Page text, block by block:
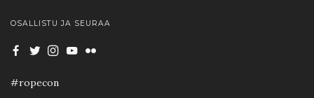
OSALLISTU JA SEURAA
#ropecon